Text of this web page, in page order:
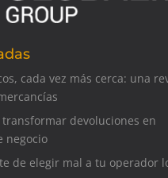
cada vez más cerca: una
devoluciones en
negocio
de elegir mal a tu operador